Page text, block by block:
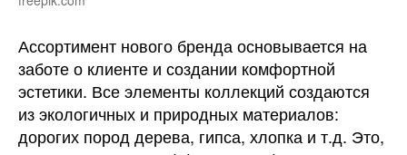
Ассортимент нового бренда основывается на
заботе о клиенте и создании комфортной
эстетики. Все элементы коллекций создаются
из экологичных и природных материалов:
дорогих пород дерева, гипса, хлопка и т.д. Это,